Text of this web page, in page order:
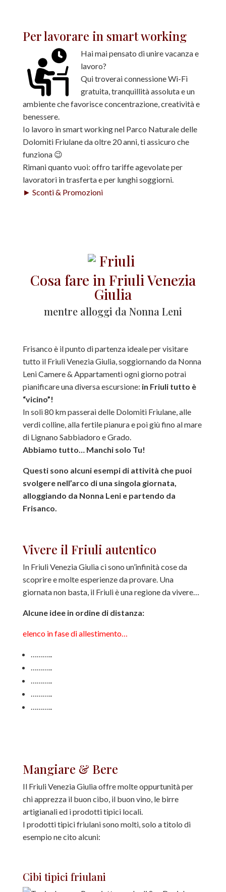
Per lavorare in smart working
Hai mai pensato di unire vacanza e
lavoro?
Qui troverai connessione Wi-Fi
gratuita, tranquillità assoluta e un
ambiente che favorisce concentrazione, creatività e
benessere.
Io lavoro in smart working nel Parco Naturale delle
Dolomiti Friulane da oltre 20 anni, ti assicuro che
funziona 😉
Rimani quanto vuoi: offro tariffe agevolate per
lavoratori in trasferta e per lunghi soggiorni.
► Sconti & Promozioni
Cosa fare in Friuli Venezia
Giulia
mentre alloggi da Nonna Leni
Frisanco è il punto di partenza ideale per visitare
tutto il Friuli Venezia Giulia, soggiornando da Nonna
Leni Camere & Appartamenti ogni giorno potrai
pianificare una diversa escursione: in Friuli tutto è
“vicino”!
In soli 80 km passerai delle Dolomiti Friulane, alle
verdi colline, alla fertile pianura e poi giù fino al mare
di Lignano Sabbiadoro e Grado.
Abbiamo tutto… Manchi solo Tu!
Questi sono alcuni esempi di attività che puoi
svolgere nell’arco di una singola giornata,
alloggiando da Nonna Leni e partendo da
Frisanco.
Vivere il Friuli autentico
In Friuli Venezia Giulia ci sono un’infinità cose da
scoprire e molte esperienze da provare. Una
giornata non basta, il Friuli è una regione da vivere…
Alcune idee in ordine di distanza:
elenco in fase di allestimento…
………..
………..
………..
………..
………..
Mangiare & Bere
Il Friuli Venezia Giulia offre molte oppurtunità per
chi apprezza il buon cibo, il buon vino, le birre
artigianali ed i prodotti tipici locali.
I prodotti tipici friulani sono molti, solo a titolo di
esempio ne cito alcuni:
Cibi tipici friulani